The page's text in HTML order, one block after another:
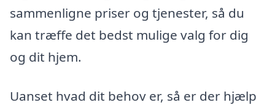
sammenligne priser og tjenester, så du
kan træffe det bedst mulige valg for dig
og dit hjem.
Uanset hvad dit behov er, så er der hjælp